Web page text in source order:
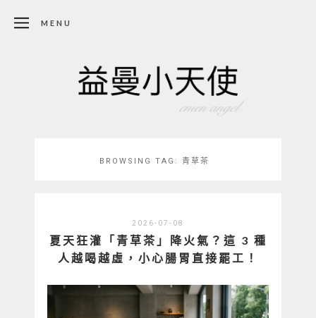
MENU
BROWSING TAG: 青草茶
2026-07-08
夏天狂灌「青草茶」降火氣？這 3 種
人越喝越虛，小心腸胃直接罷工！